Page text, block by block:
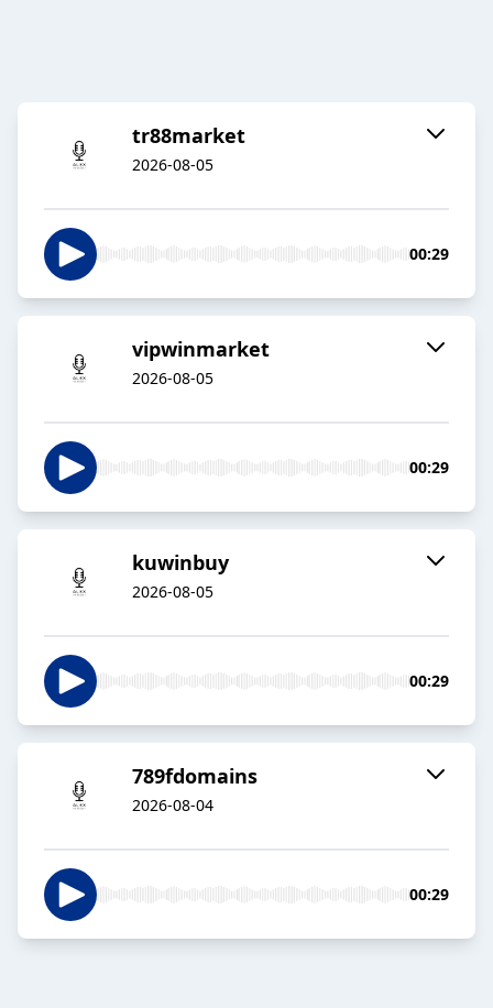
tr88market
2026-08-05
00:29
vipwinmarket
2026-08-05
00:29
kuwinbuy
2026-08-05
00:29
789fdomains
2026-08-04
00:29